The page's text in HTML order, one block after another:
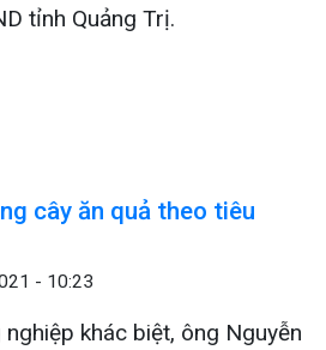
tỉnh Quảng Trị.
cây ăn quả theo tiêu
- 10:23
khác biệt, ông Nguyễn